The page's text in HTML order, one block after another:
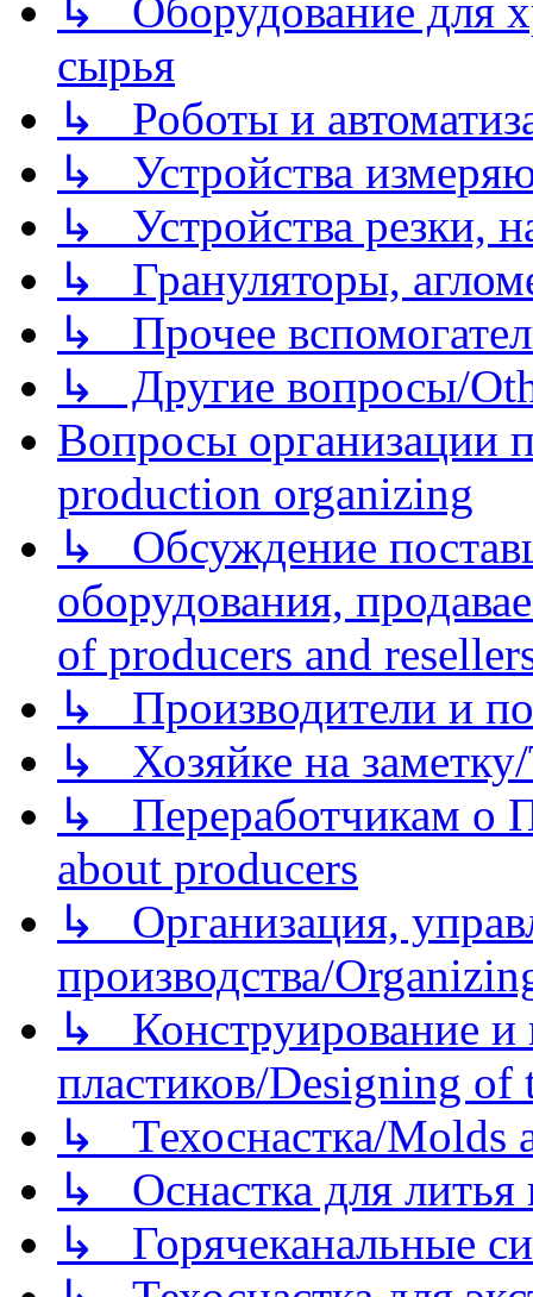
↳ Оборудование для
сырья
↳ Роботы и
↳ Устройства
↳ Устройства резки,
↳ Грануляторы,
↳ Прочее
↳ Другие вопросы/
Вопросы организации
production organizing
↳ Обсуждение
оборудования,
of producers and
↳ Производители и
↳ Хозяйке на
↳ Переработчикам о
about producers
↳ Организация,
производства/
↳ Конструирование и
пластиков/Designing of
↳ Техоснастка/Molds
↳ Оснастка для литья
↳ Горячеканальные